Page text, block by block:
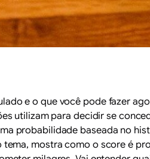
e o que você pode fazer
utilizam para decidir se
probabilidade baseada no
mostra como o score é